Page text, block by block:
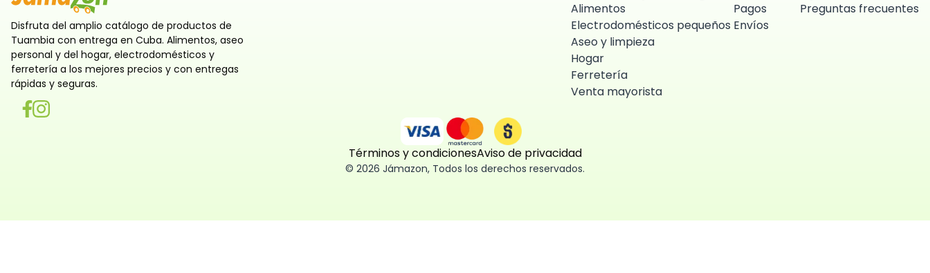
Disfruta del amplio catálogo de productos de
Tuambia con entrega en Cuba. Alimentos, aseo
personal y del hogar, electrodomésticos y
ferretería a los mejores precios y con entregas
rápidas y seguras.
Alimentos
Electrodomésticos pequeños
Aseo y limpieza
Hogar
Ferretería
Venta mayorista
Pagos
Envíos
Preguntas frecuentes
Términos y condicionesAviso de privacidad
© 2026 Jámazon, Todos los derechos reservados.